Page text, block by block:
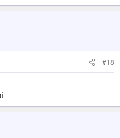
#18